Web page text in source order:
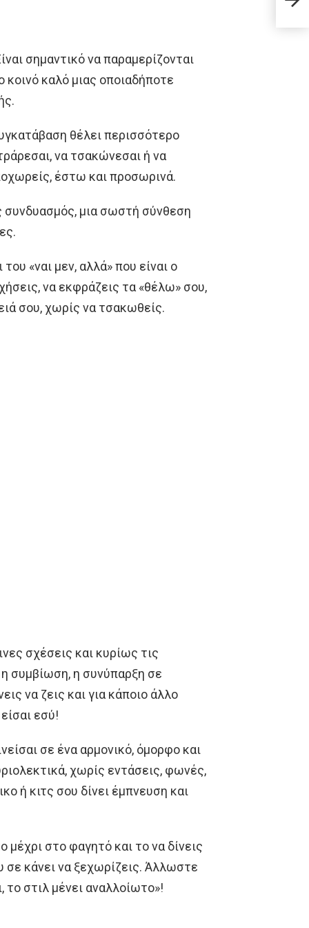
σημαντικό να παραμερίζονται
καλό μιας οποιαδήποτε
θέλει περισσότερο
να τσακώνεσαι ή να
έστω και προσωρινά.
συνδυασμός, μια σωστή σύνθεση
«ναι μεν, αλλά» που είναι ο
να εκφράζεις τα «θέλω» σου,
σου, χωρίς να τσακωθείς.
σχέσεις και κυρίως τις
συμβίωση, η συνύπαρξη σε
να ζεις και για κάποιο άλλο
εσύ!
σε ένα αρμονικό, όμορφο και
χωρίς εντάσεις, φωνές,
ή κιτς σου δίνει έμπνευση και
στο φαγητό και το να δίνεις
σε κάνει να ξεχωρίζεις. Άλλωστε
το στιλ μένει αναλλοίωτο»!
από